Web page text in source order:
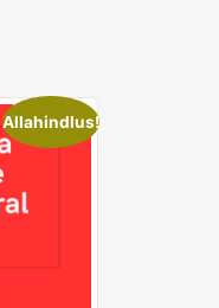
Allahindlus!